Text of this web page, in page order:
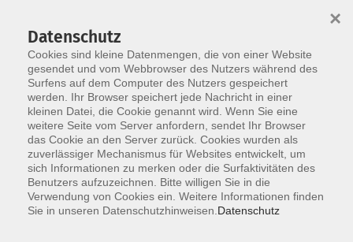
Skip to main content
Der Kurs konnte nicht gefunden werden.
Impressum
Datenschutz
Cookies sind kleine Datenmengen, die von einer Website
gesendet und vom Webbrowser des Nutzers während des
Surfens auf dem Computer des Nutzers gespeichert
werden. Ihr Browser speichert jede Nachricht in einer
kleinen Datei, die Cookie genannt wird. Wenn Sie eine
weitere Seite vom Server anfordern, sendet Ihr Browser
das Cookie an den Server zurück. Cookies wurden als
zuverlässiger Mechanismus für Websites entwickelt, um
sich Informationen zu merken oder die Surfaktivitäten des
Benutzers aufzuzeichnen. Bitte willigen Sie in die
Verwendung von Cookies ein. Weitere Informationen finden
Sie in unseren Datenschutzhinweisen. Datenschutz
×